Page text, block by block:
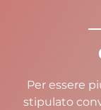
Per essere
stipulato